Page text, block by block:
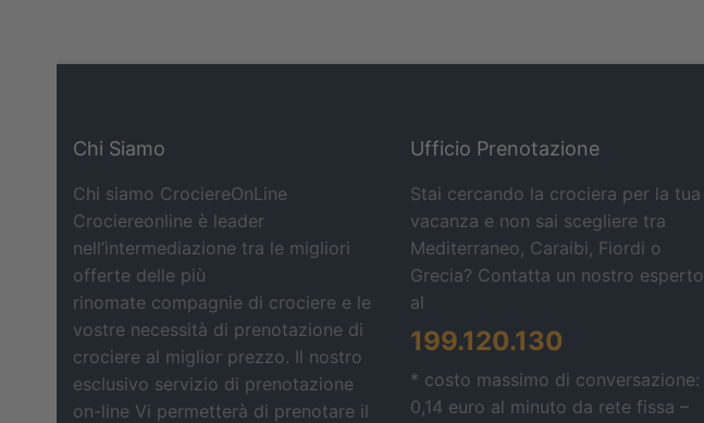
Chi Siamo
Chi siamo CrociereOnLine
Crociereonline è leader
nell’intermediazione tra le migliori
offerte delle più
rinomate compagnie di crociere e le
vostre necessità di prenotazione di
crociere al miglior prezzo. Il nostro
esclusivo servizio di prenotazione
on-line Vi permetterà di prenotare il
Ufficio Prenotazione
Stai cercando la crociera per la tua
vacanza e non sai scegliere tra
Mediterraneo, Caraibi, Fiordi o
Grecia? Contatta un nostro esperto
al
199.120.130
* costo massimo di conversazione:
0,14 euro al minuto da rete fissa –